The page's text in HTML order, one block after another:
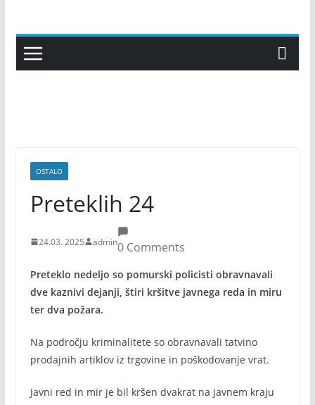
content
OSTALO
Preteklih 24
24.03. 2025 admin0 Comments
Preteklo nedeljo so pomurski policisti obravnavali
dve kaznivi dejanji, štiri kršitve javnega reda in miru
ter dva požara.
Na področju kriminalitete so obravnavali tatvino
prodajnih artiklov iz trgovine in poškodovanje vrat.
Javni red in mir je bil kršen dvakrat na javnem kraju